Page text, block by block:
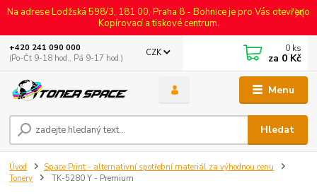
Na adrese Lodžská 598/3, 181 00, Praha 8 - Bohnice je pro Vás otevřeno
Kopírovací a tiskové centrum.
Menu
CZK
Hledat
+420 241 090 000
(Po-Čt 9-18 hod., Pá 9-17 hod.)
0 ks
za 0 Kč
Úvod
Space Print - alternativní spotřební materiál za výhodnou cenu
Tonery
TK-5280 Y - Premium